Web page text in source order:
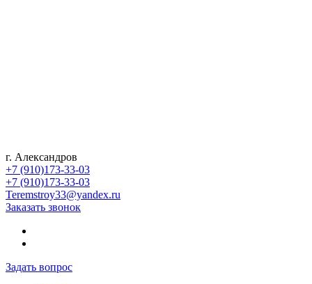
г. Александров
+7 (910)173-33-03
+7 (910)173-33-03
Teremstroy33@yandex.ru
Заказать звонок
Задать вопрос